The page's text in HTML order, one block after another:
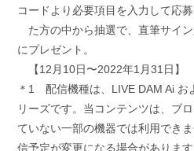
コードより必要項目を入力して応
た方の中から抽選で、直筆サイ
にプレゼント。
【12月10日〜2022年1月31日】
＊1 配信機種は、LIVE DAM Ai お
リーズです。当コンテンツは、ブ
ていない一部の機器では利用でき
信予定が変更になる場合があります